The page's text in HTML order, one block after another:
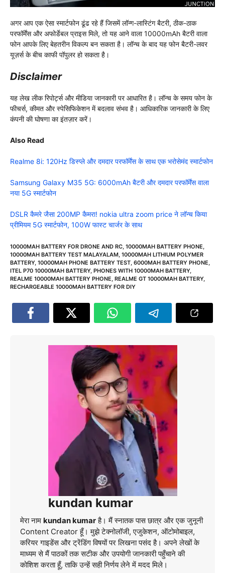
अगर आप एक ऐसा स्मार्टफोन ढूंढ रहे हैं जिसमें लॉन्ग-लास्टिंग बैटरी, ठीक-ठाक
परफॉर्मेंस और अफोर्डेबल प्राइस मिले, तो यह आने वाला 10000mAh बैटरी वाला
फोन आपके लिए बेहतरीन विकल्प बन सकता है। लॉन्च के बाद यह फोन बैटरी-लवर
यूज़र्स के बीच काफी पॉपुलर हो सकता है।
Disclaimer
यह लेख लीक रिपोर्ट्स और मीडिया जानकारी पर आधारित है। लॉन्च के समय फोन के
फीचर्स, कीमत और स्पेसिफिकेशन में बदलाव संभव है। आधिकारिक जानकारी के लिए
कंपनी की घोषणा का इंतज़ार करें।
Also Read
Realme 8i: 120Hz डिस्प्ले और दमदार परफॉर्मेंस के साथ एक भरोसेमंद स्मार्टफोन
Samsung Galaxy M35 5G: 6000mAh बैटरी और दमदार परफॉर्मेंस वाला
नया 5G स्मार्टफोन
DSLR कैमरे जैसा 200MP कैमरा! nokia ultra zoom price ने लॉन्च किया
प्रीमियम 5G स्मार्टफोन, 100W फास्ट चार्जर के साथ
10000MAH BATTERY FOR DRONE AND RC, 10000MAH BATTERY PHONE,
10000MAH BATTERY TEST MALAYALAM, 10000MAH LITHIUM POLYMER
BATTERY, 10000MAH PHONE BATTERY TEST, 6000MAH BATTERY PHONE,
ITEL P70 10000MAH BATTERY, PHONES WITH 10000MAH BATTERY,
REALME 10000MAH BATTERY PHONE, REALME GT 10000MAH BATTERY,
RECHARGEABLE 10000MAH BATTERY FOR DIY
kundan kumar
मेरा नाम kundan kumarहै। मैं स्नातक पास छात्र और एक जुनूनी
Content Creator हूँ। मुझे टेक्नोलॉजी, एजुकेशन, ऑटोमोबाइल,
करियर गाइडेंस और ट्रेंडिंग विषयों पर लिखना पसंद है। अपने लेखों के
माध्यम से मैं पाठकों तक सटीक और उपयोगी जानकारी पहुँचाने की
कोशिश करता हूँ, ताकि उन्हें सही निर्णय लेने में मदद मिले।